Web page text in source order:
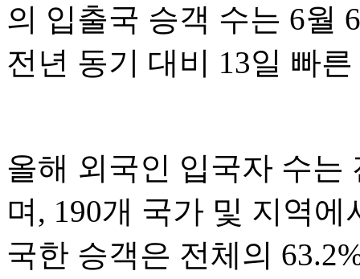
의 입출국 승객 수는 6월
전년 동기 대비 13일 빠
올해 외국인 입국자 수는
며, 190개 국가 및 지역
국한 승객은 전체의